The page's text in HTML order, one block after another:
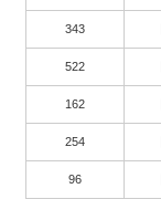
343
522
162
254
96